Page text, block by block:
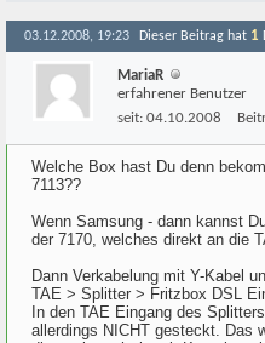
03.12.2008, 19:23 Dieser Beitrag hat 1
MariaR
erfahrener Benutzer
seit: 04.10.2008
Welche Box hast Du denn
7113??
Wenn Samsung - dann kannst
der 7170, welches direkt an die
Dann Verkabelung mit Y-Kabel
TAE > Splitter > Fritzbox DSL
In den TAE Eingang des
allerdings NICHT gesteckt. Das